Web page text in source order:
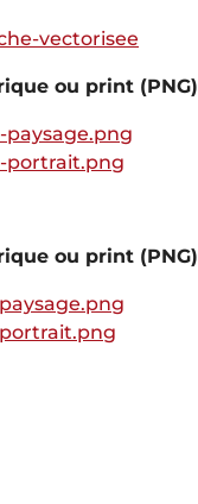
vectorisee
ou print (PNG)
paysage.png
portrait.png
ou print (PNG)